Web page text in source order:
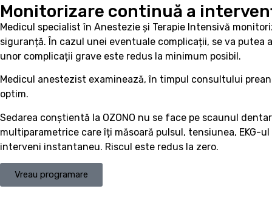
Monitorizare continuă a
Medicul specialist în Anestezie și Terapie Intensivă
siguranță. În cazul unei eventuale complicații, se va
unor complicații grave este redus la minimum posibil.
Medicul anestezist examinează, în timpul consultului
optim.
Sedarea conștientă la OZONO nu se face pe scaunul
multiparametrice care îți măsoară pulsul, tensiunea, EKG-
interveni instantaneu. Riscul este redus la zero.
Vreau programare